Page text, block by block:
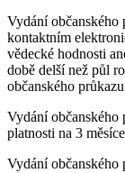
Vydání občanského
kontaktním
vědecké hodnosti
době delší než půl
občanského
Vydání občanského
platnosti na 3
Vydání občanského